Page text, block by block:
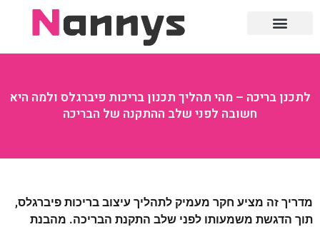
לתכנן בריכה – מהי תהליך תכנון בריכות פיברגלס ולמה היא
חשובה לפני שלב ההתקנה של הבריכה
מדריך זה מציע חקר מעמיק לתהליך עיצוב בריכות פיברגלס,
תוך הדגשת משמעותו לפני שלב התקנת הבריכה. מהבנת